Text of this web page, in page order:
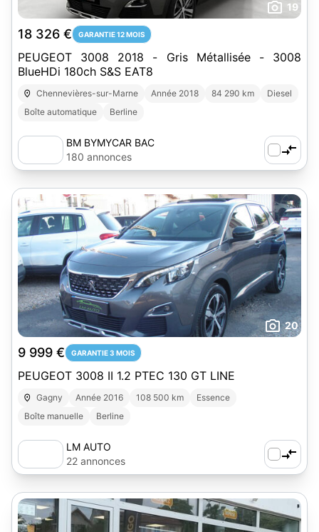
19
18 326 € GARANTIE 12 MOIS
PEUGEOT 3008 2018 - Gris Métallisée - 3008
BlueHDi 180ch S&S EAT8
Chennevières-sur-Marne Année 2018 84 290 km
Diesel
Boîte automatique
Berline
BM BYMYCAR BAC
180 annonces
20
9 999 € GARANTIE 3 MOIS
PEUGEOT 3008 II 1.2 PTEC 130 GT LINE
Gagny Année 2016 108 500 km
Essence
Boîte manuelle
Berline
LM AUTO
22 annonces